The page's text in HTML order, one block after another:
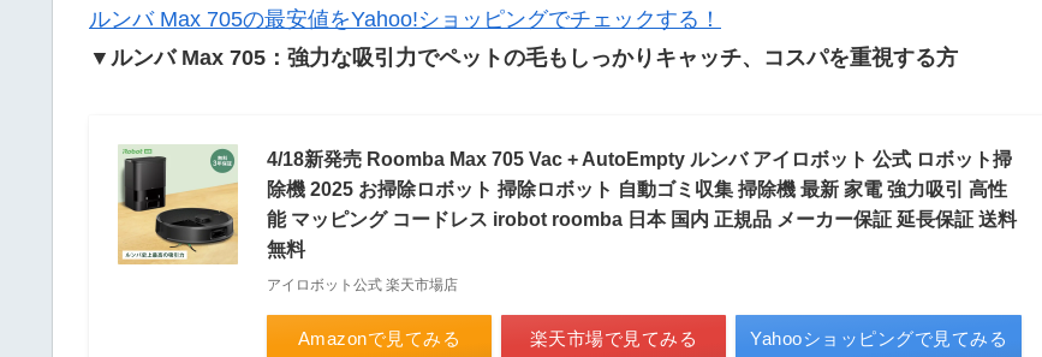
ルンバ Max 705の最安値をYahoo!ショッピングでチェックする！
▼ルンバ Max 705：強力な吸引力でペットの毛もしっかりキャッチ、コスパを重視する方
4/18新発売 Roomba Max 705 Vac + AutoEmpty ルンバ アイロボット 公式 ロボット掃
除機 2025 お掃除ロボット 掃除ロボット 自動ゴミ収集 掃除機 最新 家電 強力吸引 高性
能 マッピング コードレス irobot roomba 日本 国内 正規品 メーカー保証 延長保証 送料
無料
アイロボット公式 楽天市場店
Amazonで見てみる 楽天市場で見てみる Yahooショッピングで見てみる